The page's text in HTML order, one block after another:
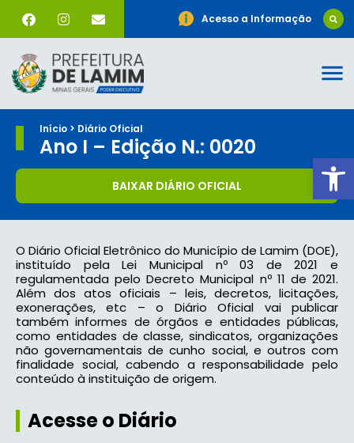
Acesso a Informação
Início > Diário Oficial
Ano I – Edição N.: 0020
BAIXAR DIÁRIO OFICIAL
O Diário Oficial Eletrônico do Município de Lamim (DOE),
instituído pela Lei Municipal nº 03 de 2021 e
regulamentada pelo Decreto Municipal nº 11 de 2021.
Além dos atos oficiais – leis, decretos, licitações,
exonerações, etc – o Diário Oficial vai publicar
também informes de órgãos e entidades públicas,
como entidades de classe, sindicatos, organizações
não governamentais de cunho social, e outros com
finalidade social, cabendo a responsabilidade pelo
conteúdo à instituição de origem.
Acesse o Diário